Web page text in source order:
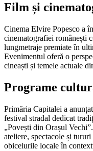
Film și
Cinema Elvire Popesco a
cinematografiei românești
lungmetraje premiate în
Evenimentul oferă o
cineaști și temele actuale
Programe
Primăria Capitalei a
festival stradal dedicat
„Povești din Orașul
ateliere, spectacole și
obiceiurile locale în